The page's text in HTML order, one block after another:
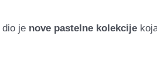
dio je nove pastelne kolekcije